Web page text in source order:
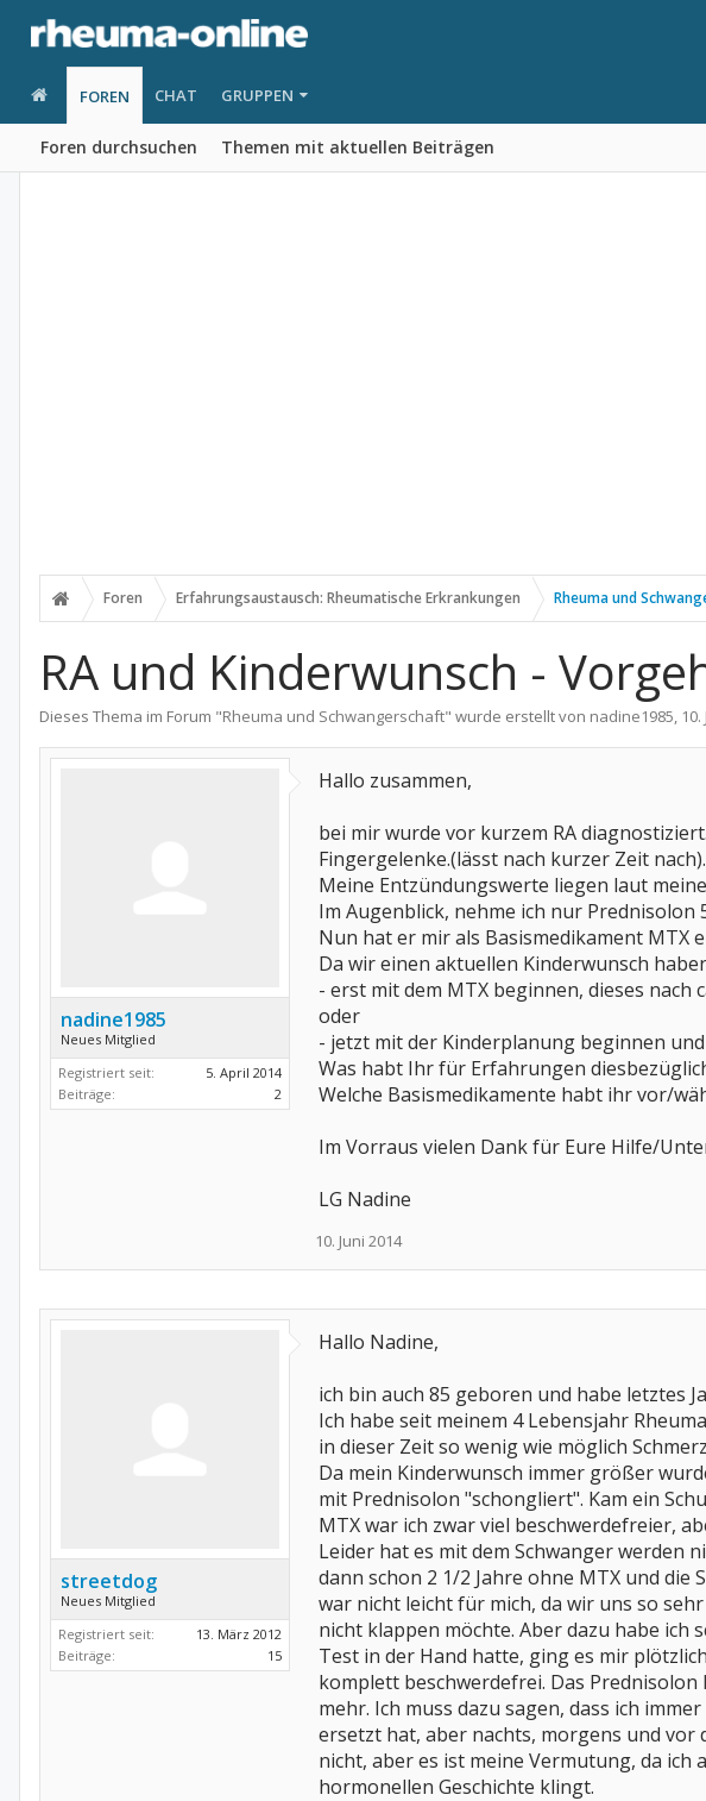
FOREN
Foren durchsuchen Themen mit aktuellen Beiträgen
CHAT GRUPPEN
Foren Erfahrungsaustausch: Rheumatische Erkrankungen Rheuma und
RA und Kinderwunsch -
Dieses Thema im Forum "Rheuma und Schwangerschaft" wurde erstellt von nadine1985,
nadine1985
Neues Mitglied
Registriert seit:
5. April 2014
Beiträge:
2
Hallo zusammen,
bei mir wurde vor kurzem RA
Fingergelenke.(lässt nach kurzer Zeit
Meine Entzündungswerte liegen laut
Im Augenblick, nehme ich nur Prednisolon
Nun hat er mir als Basismedikament MTX
Da wir einen aktuellen Kinderwunsch
- erst mit dem MTX beginnen, dieses
oder
- jetzt mit der Kinderplanung beginnen
Was habt Ihr für Erfahrungen
Welche Basismedikamente habt ihr vor/
Im Vorraus vielen Dank für Eure Hilfe/
LG Nadine
10. Juni 2014
streetdog
Neues Mitglied
Registriert seit:
13. März 2012
Beiträge:
15
Hallo Nadine,
ich bin auch 85 geboren und habe letztes
Ich habe seit meinem 4 Lebensjahr
in dieser Zeit so wenig wie möglich
Da mein Kinderwunsch immer größer
mit Prednisolon "schongliert". Kam ein
MTX war ich zwar viel beschwerdefreier,
Leider hat es mit dem Schwanger werden
dann schon 2 1/2 Jahre ohne MTX und
war nicht leicht für mich, da wir uns so
nicht klappen möchte. Aber dazu habe ich
Test in der Hand hatte, ging es mir
komplett beschwerdefrei. Das Prednisolon
mehr. Ich muss dazu sagen, dass ich
ersetzt hat, aber nachts, morgens und vor
nicht, aber es ist meine Vermutung, da ich
hormonellen Geschichte klingt.